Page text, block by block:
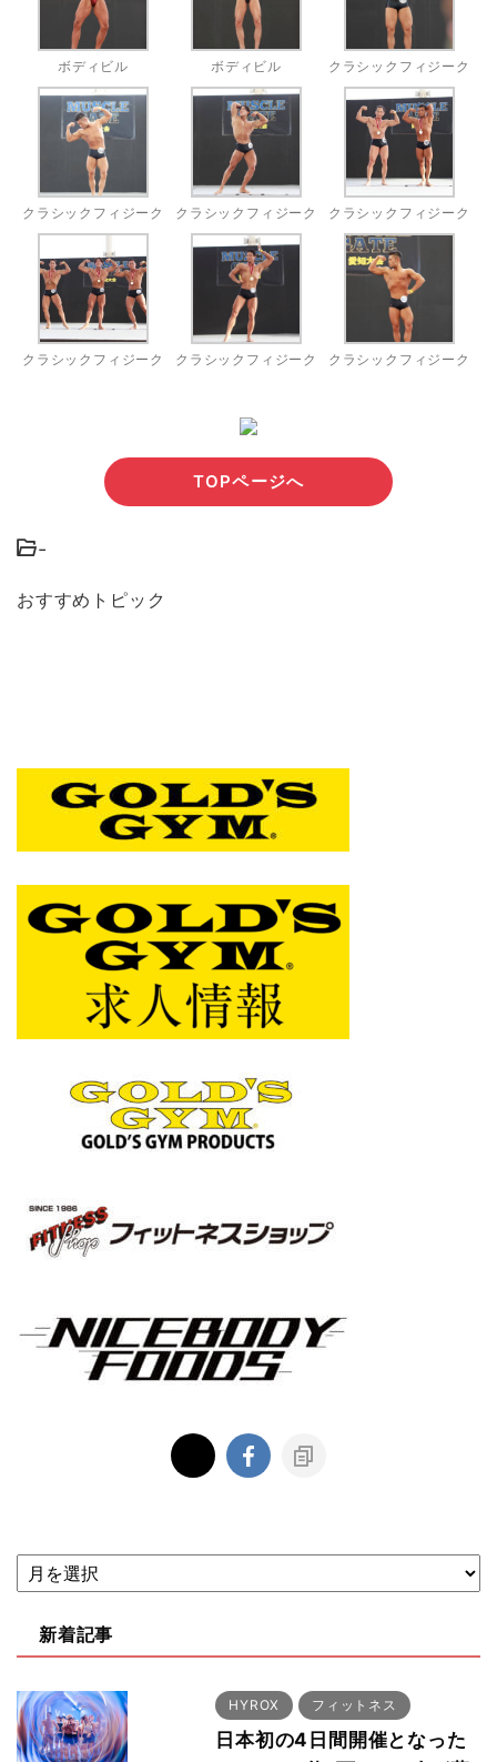
ボディビル ボディビル クラシックフィジーク
クラシックフィジーク クラシックフィジーク クラシックフィジーク
クラシックフィジーク クラシックフィジーク クラシックフィジーク
TOPページへ
-
おすすめトピック
新着記事
HYROX フィットネス
日本初の4日間開催となった